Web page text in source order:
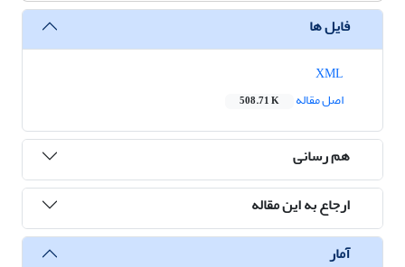
فایل ها
اصل مقاله
508.71 K
هم رسانی
ارجاع به این مقاله
آمار